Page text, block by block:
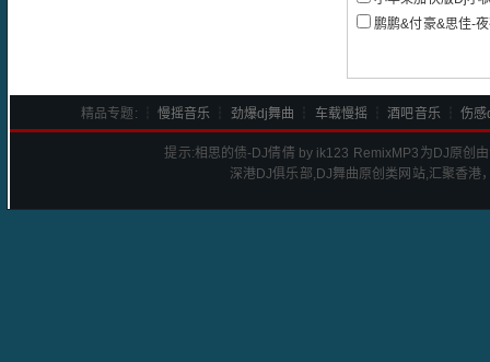
鹏鹏&付豪&思佳-
精品专题: ┆ 慢摇音乐 劲爆dj舞曲 车载慢摇 ┆酒吧音乐┆伤感
提示:相思的债-DJ倩倩 by ik123 RemixMP3为DJ原创
深港DJ俱乐部,DJ舞曲原创类网站,汇聚香港